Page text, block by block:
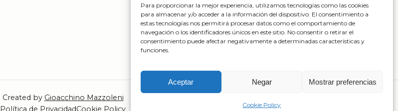
Para proporcionar la mejor experiencia, utilizamos tecnologías como las cookies
para almacenar y/o acceder a la información del dispositivo. El consentimiento a
estas tecnologías nos permitirá procesar datos como el comportamiento de
navegación o los identificadores únicos en este sitio. No consentir o retirar el
consentimiento puede afectar negativamente a determinadas características y
funciones.
Aceptar Negar Mostrar preferencias
Cookie Policy
Created by Gioacchino Mazzoleni
Política de PrivacidadCookie Policy